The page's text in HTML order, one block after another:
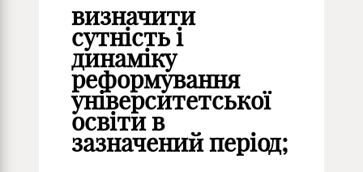
визначити
сутність і
динаміку
реформування
університетської
освіти в
зазначений період;